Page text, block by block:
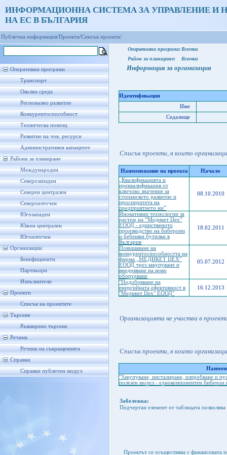
ИНФОРМАЦИОННА СИСТЕМА ЗА УПРАВЛЕНИЕ И
НА ЕС В БЪЛГАРИЯ
Публична информация/Проекти/Списък проекти/
Оперативни програми
Транспорт
Околна среда
Регионално развитие
Конкурентоспособност
Техническа помощ
Развитие на чов. ресурси
Административен капацитет
Райони за планиране
Международен
Северозападен
Северен централен
Североизточен
Югозападен
Южен централен
Югоизточен
Организации
Бенефициенти
Партньори
Изпълнители
Проекти
Списък на проектите
Търсене
Разширено търсене
Речник
Речник на съкращенията
Справки
Справки публичен модул
Оперативна програма: Всички
Район за планиране:
Всички
Информация за организация
Идентификация
Име
Седалище
Списък проекти, в които
Наименование на проекта
Начало
„Квалификацията и
преквалификация от
ключово значение за
стопанското развитие и
просперитета на
предприятието ни”
08.10.2010
Иновативни технологии за
растеж на “Медикет Цех”
ЕООД - единственото
производство на биберони
и бебешки бутилки в
България
18.02.2011
Повишаване на
конкурентоспособността на
фирма „МЕДИКЕТ ЦЕХ”
ЕООД чрез закупуване и
внедряване на ново
оборудване
05.07.2012
"Подобряване на
енергийната ефективност в
"Медикет Цех" ЕООД"
16.12.2013
Организацията не участва в
Списък проекти, в които
"Закупуване, инсталиране, изпробване и
полезен модел - еднокомпонентен биберон
Забележка:
Подчертан елемент от таблицата
Проектът се осъществява с финансовата